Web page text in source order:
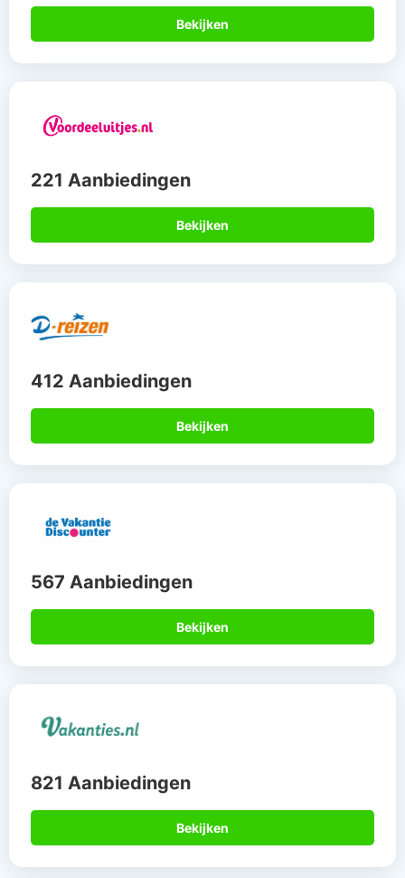
Bekijken
221 Aanbiedingen
Bekijken
412 Aanbiedingen
Bekijken
567 Aanbiedingen
Bekijken
821 Aanbiedingen
Bekijken